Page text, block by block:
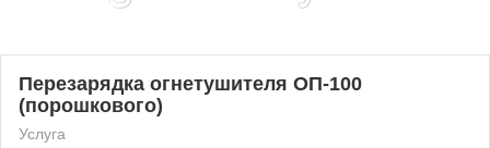
Перезарядка огнетушителя ОП-100
(порошкового)
Услуга